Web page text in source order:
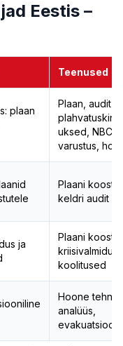
Eestis –
Teenused
plaan
Plaan, audit,
uksed, NBC-
varustus,
Plaani
keldri audit
ja
Plaani
koolitused
Hoone
analüüs,